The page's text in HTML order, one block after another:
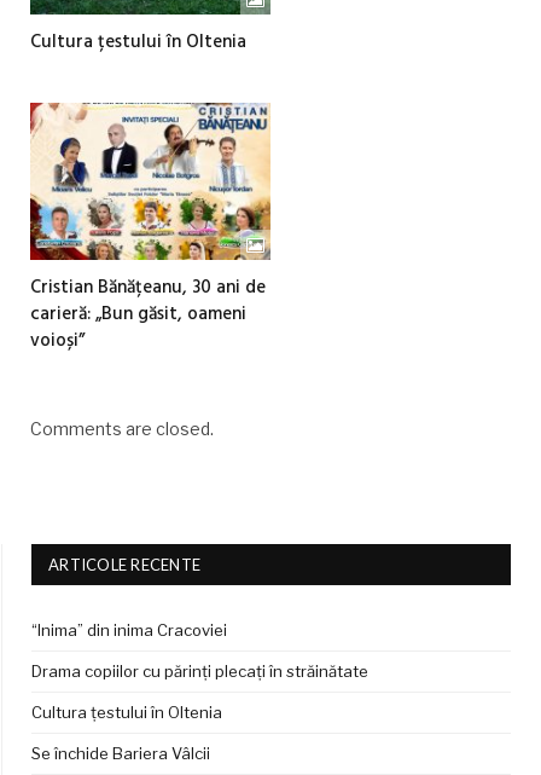
Cultura țestului în Oltenia
Cristian Bănățeanu, 30 ani de
carieră: „Bun găsit, oameni
voioși”
Comments are closed.
ARTICOLE RECENTE
“Inima” din inima Cracoviei
Drama copiilor cu părinți plecați în străinătate
Cultura țestului în Oltenia
Se închide Bariera Vâlcii